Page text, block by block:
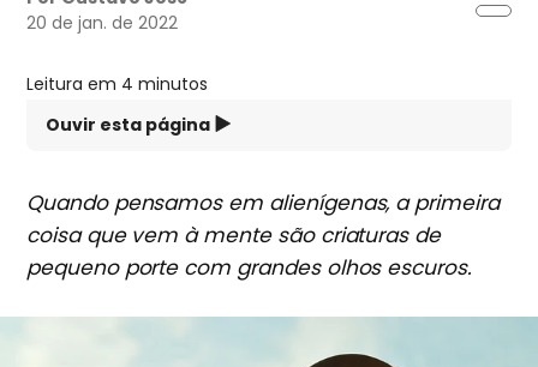
20 de jan. de 2022
Leitura em 4 minutos
Ouvir esta página
Quando pensamos em alienígenas, a primeira
coisa que vem à mente são criaturas de
pequeno porte com grandes olhos escuros.